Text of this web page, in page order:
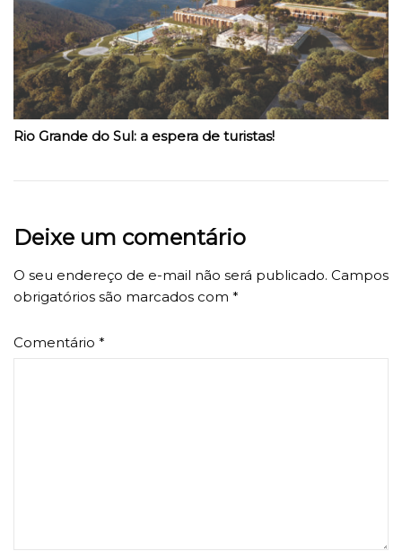
Rio Grande do Sul: a espera de turistas!
Deixe um comentário
O seu endereço de e-mail não será publicado. Campos
obrigatórios são marcados com *
Comentário *